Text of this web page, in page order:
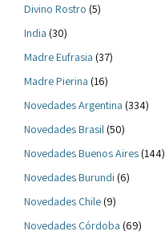
Divino Rostro (5)
India (30)
Madre Eufrasia (37)
Madre Pierina (16)
Novedades Argentina (334)
Novedades Brasil (50)
Novedades Buenos Aires (144)
Novedades Burundi (6)
Novedades Chile (9)
Novedades Córdoba (69)